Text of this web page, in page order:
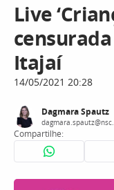
Live
Itajaí
14/05/2021 20:28
Dagmara Spautz
Compartilhe: